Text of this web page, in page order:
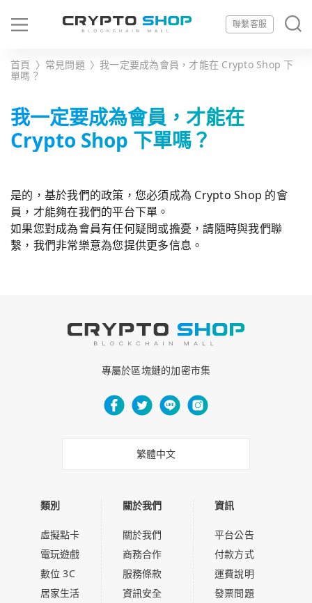
Email
明天再來
聯繫客服
首頁 〉 常見問題 〉 我一定要成為會員，才能在 Crypto Shop 下
單嗎？
我一定要成為會員，才能在
Crypto Shop 下單嗎？
是的，基於我們的政策，您必須成為 Crypto Shop 的會
員，才能夠在我們的平台下單。
如果您對成為會員有任何疑問或擔憂，請隨時與我們聯
繫，我們非常樂意為您提供更多信息。
專屬於區塊鏈的加密市集
繁體中文
類別
虛擬點卡
電玩遊戲
數位 3C
居家生活
關於我們
關於我們
商務合作
服務條款
資訊安全
資訊
平台公告
付款方式
運費說明
發票問題